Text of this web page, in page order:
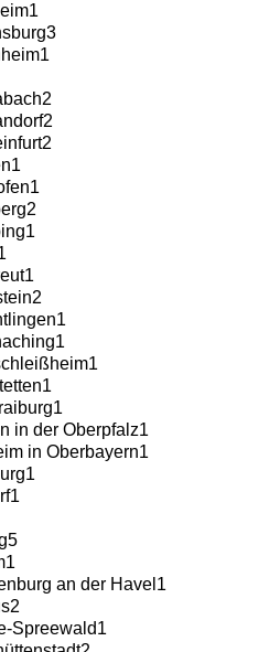
1
3
1
2
2
2
1
1
2
1
1
2
1
1
1
1
1
in der Oberpfalz1
in Oberbayern1
1
1
5
1
an der Havel 1
2
Spreewald1